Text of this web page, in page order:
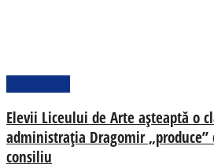
Elevii Liceului de Arte așteaptă o
administrația Dragomir
consiliu